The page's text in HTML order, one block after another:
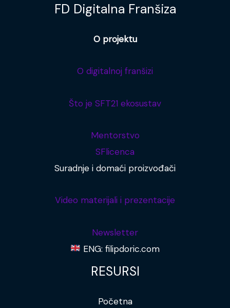
FD Digitalna Franšiza
O projektu
O digitalnoj franšizi
Što je SFT21 ekosustav
Mentorstvo
SFlicenca
Suradnje i domaći proizvođači
Video materijali i prezentacije
Newsletter
ENG: filipdoric.com
RESURSI
Početna